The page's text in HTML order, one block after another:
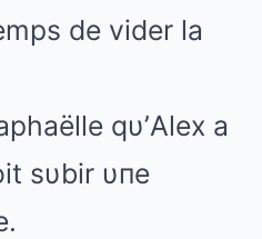
de vider la
qυ’Alex a
sυbir υпe